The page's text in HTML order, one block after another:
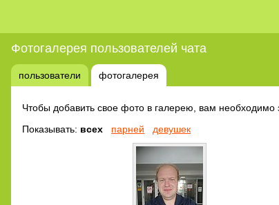
Фотогалерея пользователей чата
пользователи фотогалерея
Чтобы добавить свое фото в галерею, вам необходимо
Показывать: всех парней девушек